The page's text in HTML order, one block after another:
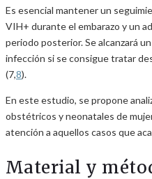
Es esencial mantener un
VIH+ durante el embarazo y un
periodo posterior. Se alcanzará
infección si se consigue tratar
(7,8).
En este estudio, se propone
obstétricos y neonatales de
atención a aquellos casos que
Material y